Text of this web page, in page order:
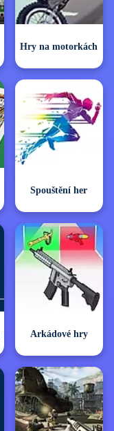
Hry na motorkách
Spouštění her
Arkádové hry